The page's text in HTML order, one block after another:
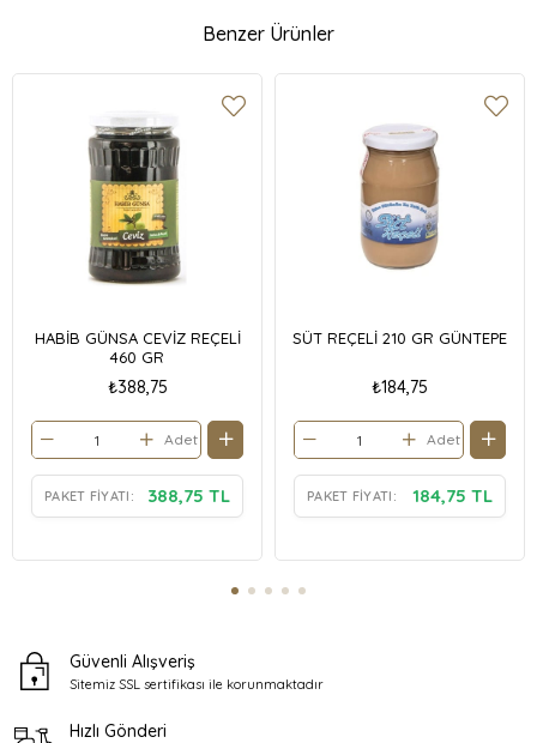
Benzer Ürünler
HABİB GÜNSA CEVİZ REÇELİ
460 GR
₺388,75
Adet
PAKET FIYATI: 388,75 TL
SÜT REÇELİ 210 GR GÜNTEPE
₺184,75
Adet
PAKET FIYATI: 184,75 TL
Güvenli Alışveriş
Sitemiz SSL sertifikası ile korunmaktadır
Hızlı Gönderi